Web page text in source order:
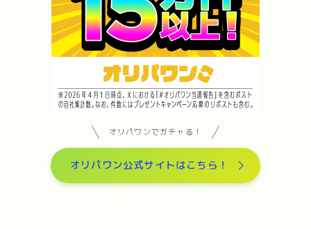
オリパワンでガチャる！
オリパワン公式サイトはこちら！